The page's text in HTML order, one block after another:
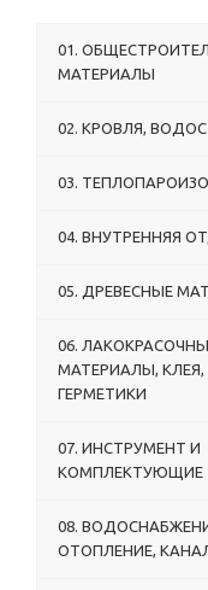
01.
МАТЕРИАЛЫ
02. КРОВЛЯ,
03.
04. ВНУТРЕННЯЯ
05. ДРЕВЕСНЫЕ
06.
МАТЕРИАЛЫ, КЛЕЯ,
ГЕРМЕТИКИ
07. ИНСТРУМЕНТ И
КОМПЛЕКТУЮЩИЕ
08.
ОТОПЛЕНИЕ,